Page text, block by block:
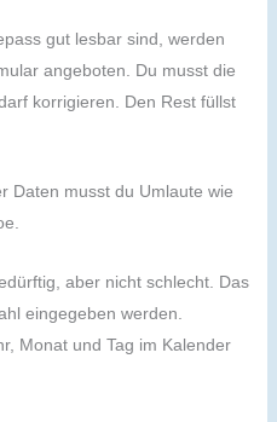
gut lesbar sind, werden
angeboten. Du musst die
korrigieren. Den Rest füllst
Daten musst du Umlaute wie
aber nicht schlecht. Das
eingegeben werden.
Monat und Tag im Kalender